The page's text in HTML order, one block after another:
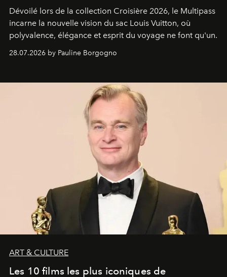
Dévoilé lors de la collection Croisière 2026, le Multipass
incarne la nouvelle vision du sac Louis Vuitton, où
polyvalence, élégance et esprit du voyage ne font qu'un.
28.07.2026 by Pauline Borgogno
ART & CULTURE
Les 10 films les plus iconiques de